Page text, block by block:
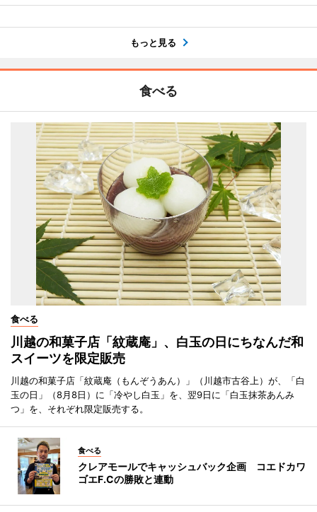
もっと見る
食べる
食べる
川越の和菓子店「紋蔵庵」、白玉の日にちなんだ和
スイーツを限定販売
川越の和菓子店「紋蔵庵（もんぞうあん）」（川越市古谷上）が、「白
玉の日」（8月8日）に「冷やし白玉」を、翌9日に「白玉抹茶あんみ
つ」を、それぞれ限定販売する。
食べる
クレアモールでキャッシュバック企画 コエドカワ
ゴエF.Cの勝敗と連動